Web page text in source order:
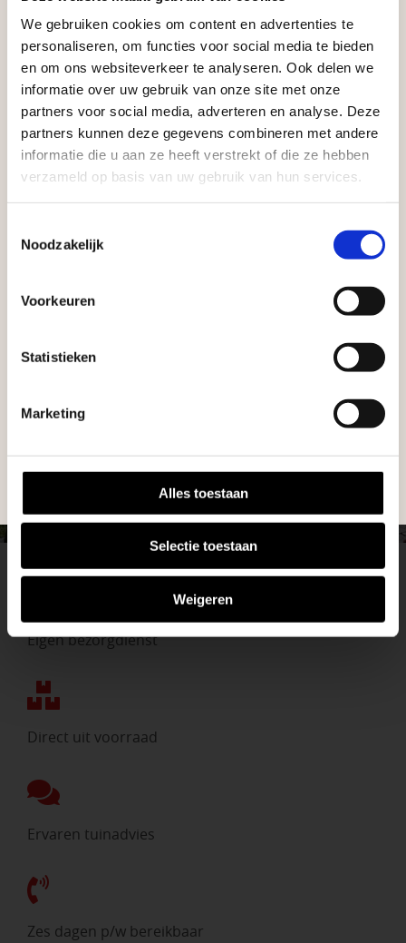
We gebruiken cookies om content en advertenties te
personaliseren, om functies voor social media te bieden
en om ons websiteverkeer te analyseren. Ook delen we
informatie over uw gebruik van onze site met onze
partners voor social media, adverteren en analyse. Deze
partners kunnen deze gegevens combineren met andere
informatie die u aan ze heeft verstrekt of die ze hebben
verzameld op basis van uw gebruik van hun services.
Noodzakelijk
Voorkeuren
Statistieken
Marketing
Alles toestaan
Selectie toestaan
Weigeren
infraproducten. Als professionele leverancier van
tuinmaterialen bieden wij een breed assortiment
aan producten van topkwaliteit. Lees meer over de
zakelijke mogelijkheden.
Geen probleem, wij hebben alles voor uw
Eigen bezorgdienst
Direct uit voorraad
Ervaren tuinadvies
Zes dagen p/w bereikbaar
Aangepaste openingstijden tijdens de
vakantieperiode
Waardenburg en Vego Dordrecht hanteren tijdens
de vakantieperiode aangepaste openingstijden op
zaterdag. Bekijk de vestigingspagina voor de
actuele openingstijden.
maanden dicht is voor al het wegverkeer, is het fijn
Met vier vestigingen en inspirerende showtuinen
tuinproject.